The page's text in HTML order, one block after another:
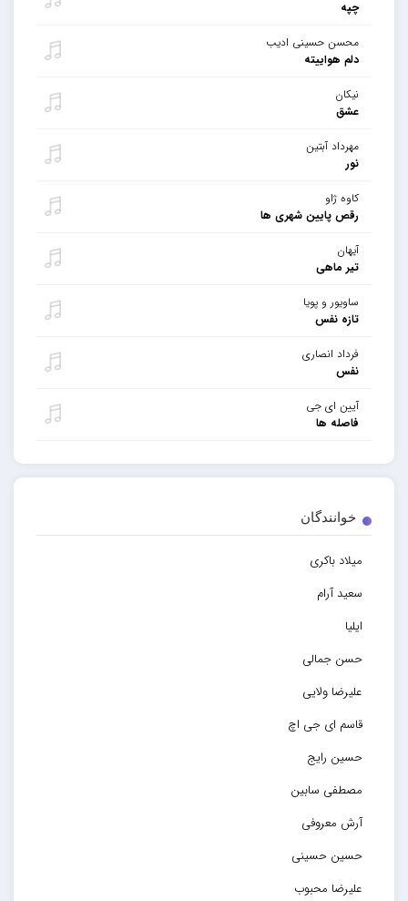
چپه
محسن حسینی ادیب
دلم هواییته
نیکان
عشق
مهرداد آبتین
نور
کاوه ژاو
رقص پایین شهری ها
آیهان
تیر ماهی
ساویور و پویا
تازه نفس
فرداد انصاری
نفس
آیین ای جی
فاصله ها
خوانندگان
میلاد باکری
سعید آرام
ایلیا
حسن جمالی
علیرضا ولایی
قاسم ای جی اچ
حسین رایج
مصطفی سابین
آرش معروفی
حسین حسینی
علیرضا محبوب